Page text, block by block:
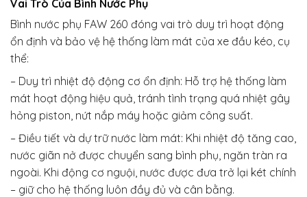
Vai Trò Của Bình Nước Phụ
Bình nước phụ FAW 260 đóng vai trò duy trì hoạt động
ổn định và bảo vệ hệ thống làm mát của xe đầu kéo, cụ
thể:
– Duy trì nhiệt độ động cơ ổn định: Hỗ trợ hệ thống làm
mát hoạt động hiệu quả, tránh tình trạng quá nhiệt gây
hỏng piston, nứt nắp máy hoặc giảm công suất.
– Điều tiết và dự trữ nước làm mát: Khi nhiệt độ tăng cao,
nước giãn nở được chuyển sang bình phụ, ngăn tràn ra
ngoài. Khi động cơ nguội, nước được đưa trở lại két chính
– giữ cho hệ thống luôn đầy đủ và cân bằng.